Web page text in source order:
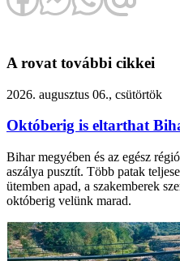
A rovat további cikkei
2026. augusztus 06., csütörtök
Októberig is eltarthat
Bihar megyében és az egész
aszálya pusztít. Több patak
ütemben apad, a szakemberek
októberig velünk marad.